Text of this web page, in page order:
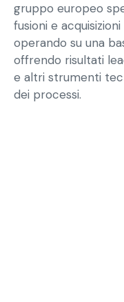
gruppo europeo
fusioni e
operando su una
offrendo risultati
e altri strumenti
dei processi.